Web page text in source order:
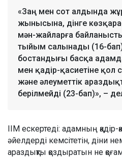
«Заң мен сот алдында
жынысына, дінге
мән-жайларға
тыйым салынады (16-
бостандығы басқа
мен қадір-қасиетіне қол
және әлеуметтік
берілмейді (23-бап)», –
ІІМ ескертеді: адамның қадір-
әйелдерді кемсітетін, діни
араздықты қоздыратын не